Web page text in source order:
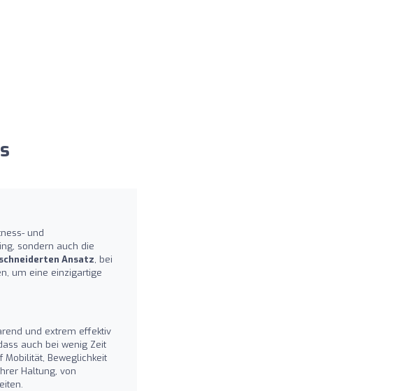
und
sondern auch die
Ansatz, bei
um eine einzigartige
und extrem effektiv
auch bei wenig Zeit
Mobilität, Beweglichkeit
Haltung, von